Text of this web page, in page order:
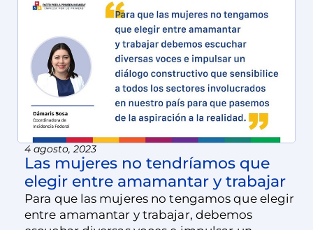
4 agosto, 2023
Las mujeres no tendríamos que
elegir entre amamantar y trabajar
Para que las mujeres no tengamos que elegir
entre amamantar y trabajar, debemos